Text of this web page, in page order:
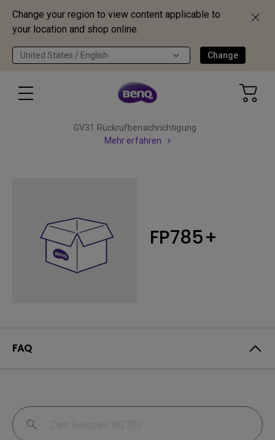
Change your region to view content applicable to
your location and shop online.
United States / English Change
GV31 Rückrufbenachrichtigung
Mehr erfahren
FP785+
FAQ